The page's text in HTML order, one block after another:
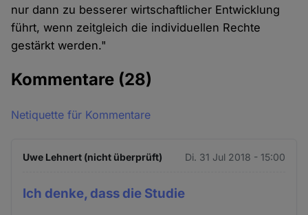
nur dann zu besserer wirtschaftlicher Entwicklung
führt, wenn zeitgleich die individuellen Rechte
gestärkt werden."
Kommentare (28)
Netiquette für Kommentare
Uwe Lehnert (nicht überprüft) Di. 31 Jul 2018 - 15:00
Ich denke, dass die Studie